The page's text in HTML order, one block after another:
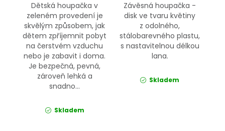
Dětská houpačka v
zeleném provedení je
skvělým způsobem, jak
dětem zpříjemnit pobyt
na čerstvém vzduchu
nebo je zabavit i doma.
Je bezpečná, pevná,
zároveň lehká a
snadno...
Skladem
Závěsná houpačka -
disk ve tvaru květiny
z odolného,
stálobarevného plastu,
s nastavitelnou délkou
lana.
Skladem